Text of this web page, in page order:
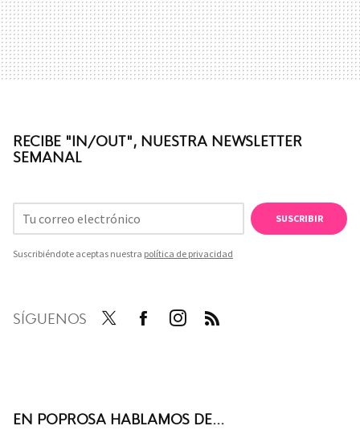
RECIBE "IN/OUT", NUESTRA NEWSLETTER
SEMANAL
SUSCRIBIR
Suscribiéndote aceptas nuestra política de privacidad
SÍGUENOS
EN POPROSA HABLAMOS DE...